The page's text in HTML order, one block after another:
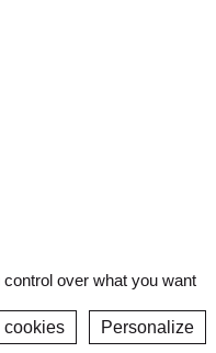
radio
over what you want
cookies
Personalize